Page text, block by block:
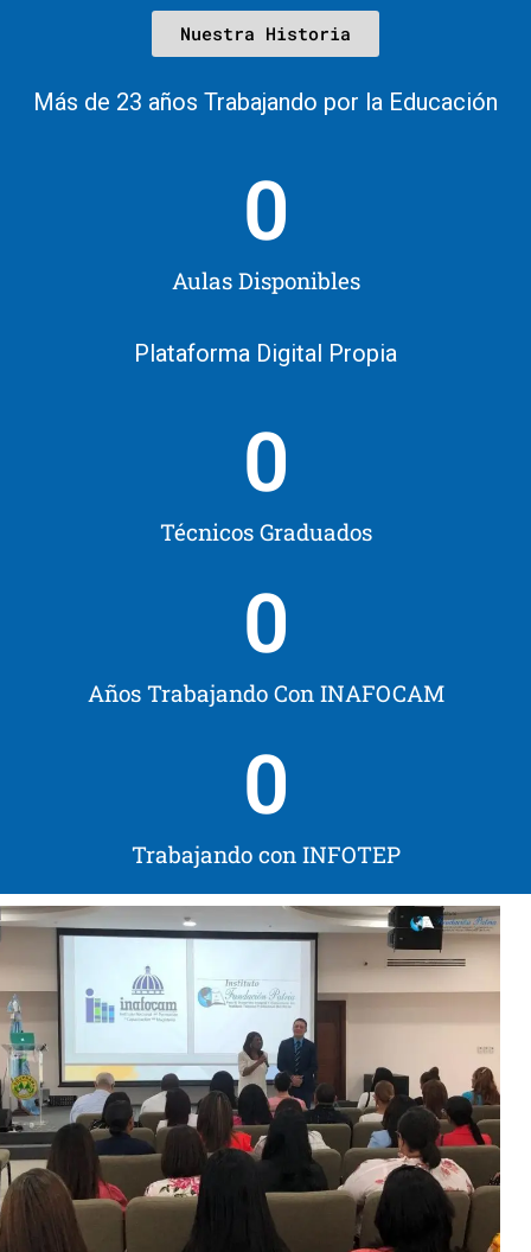
Nuestra Historia
Más de 23 años Trabajando por la Educación
Aulas Disponibles
0
Plataforma Digital Propia
Técnicos Graduados
0
Años Trabajando Con INAFOCAM
0
Trabajando con INFOTEP
0